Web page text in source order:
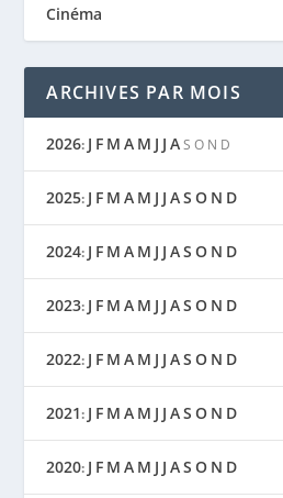
Cinéma
ARCHIVES PAR MOIS
2026: J F M A M J J A S O N D
2025: J F M A M J J AS O N D
2024: J F M A M J J AS O N D
2023: J F M A M J J AS O N D
2022: J F M A M J J AS O N D
2021: J F M A M J J AS O N D
2020: J F M A M J J AS O N D